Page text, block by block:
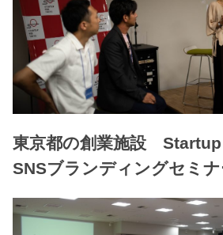
東京都の創業施設
SNSブランディングセミ